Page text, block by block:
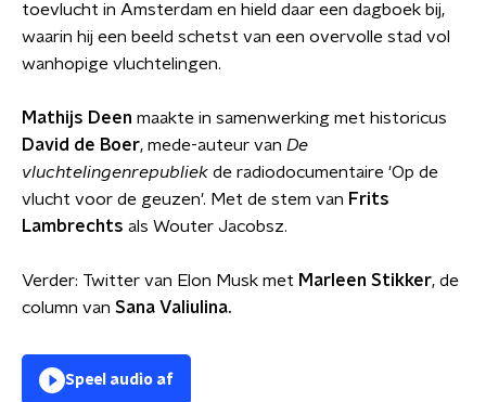
toevlucht in Amsterdam en hield daar een dagboek bij,
waarin hij een beeld schetst van een overvolle stad vol
wanhopige vluchtelingen.
Mathijs Deen maakte in samenwerking met historicus
David de Boer, mede-auteur van De
vluchtelingenrepubliek de radiodocumentaire 'Op de
vlucht voor de geuzen'. Met de stem van Frits
Lambrechts als Wouter Jacobsz.
Verder: Twitter van Elon Musk met Marleen Stikker, de
column van Sana Valiulina.
Speel audio af